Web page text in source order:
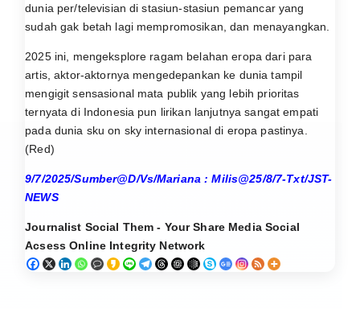
dunia per/televisian di stasiun-stasiun pemancar yang
sudah gak betah lagi mempromosikan, dan menayangkan.
2025 ini, mengeksplore ragam belahan eropa dari para
artis, aktor-aktornya mengedepankan ke dunia tampil
mengigit sensasional mata publik yang lebih prioritas
ternyata di Indonesia pun lirikan lanjutnya sangat empati
pada dunia sku on sky internasional di eropa pastinya.
(Red)
9/7/2025/Sumber@D/Vs/Mariana : Milis@25/8/7-Txt/JST-
NEWS
Journalist Social Them - Your Share Media Social
Acsess Online Integrity Network